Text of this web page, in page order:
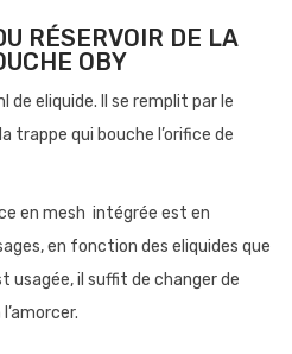
RÉSERVOIR DE LA
OBY
eliquide. Il se remplit par le
trappe qui bouche l’orifice de
en mesh intégrée est en
en fonction des eliquides que
usagée, il suffit de changer de